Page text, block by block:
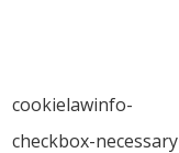
cookielawinfo-
checkbox-necessary